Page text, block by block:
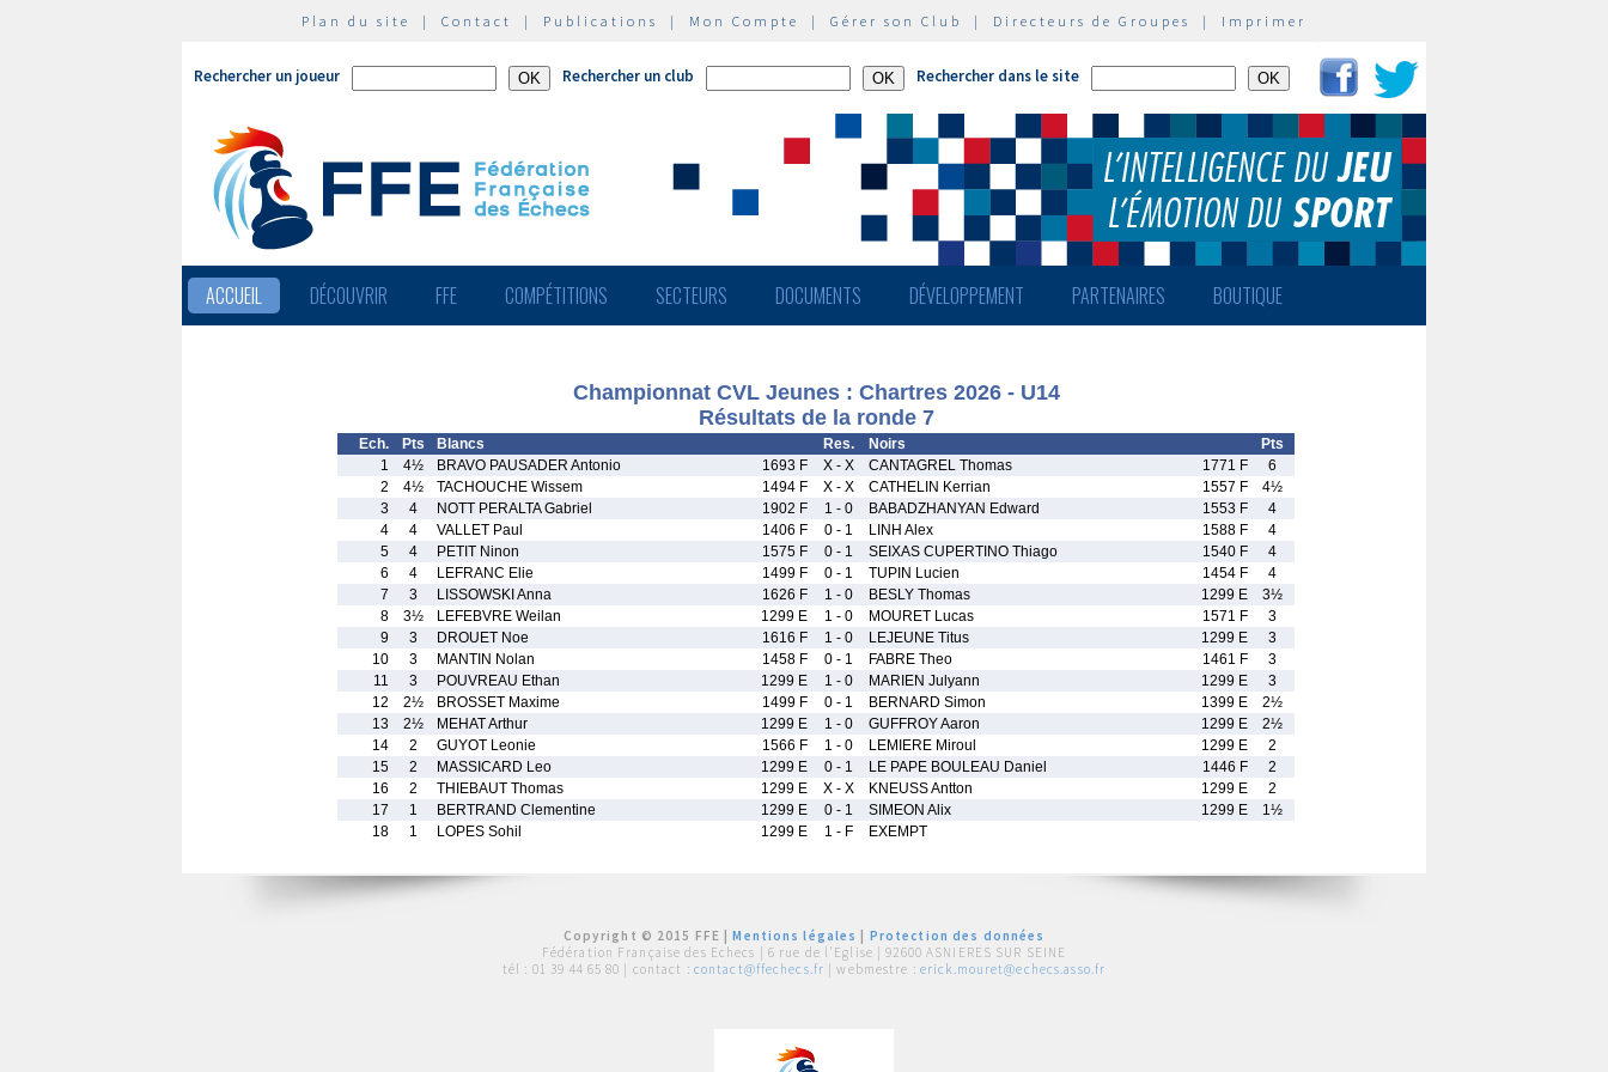
Plan du site | Contact | Publications | Mon Compte | Gérer son Club | Directeurs de Groupes | Imprimer
Rechercher un joueur Rechercher un club Rechercher dans le site
ACCUEIL DÉCOUVRIR FFE COMPÉTITIONS SECTEURS DOCUMENTS DÉVELOPPEMENT PARTENAIRES BOUTIQUE
Championnat CVL Jeunes : Chartres 2026 - U14
Résultats de la ronde 7
Ech. Pts Blancs Res. Noirs
Pts
1
4½ BRAVO PAUSADER Antonio 1693 F X - X CANTAGREL Thomas 1771 F
6
2
4½ TACHOUCHE Wissem 1494 F X - X CATHELIN Kerrian 1557 F
4½
3
4 NOTT PERALTA Gabriel 1902 F 1 - 0 BABADZHANYAN Edward 1553 F
4
4
4 VALLET Paul 1406 F 0 - 1 LINH Alex 1588 F
4
5
4 PETIT Ninon 1575 F 0 - 1 SEIXAS CUPERTINO Thiago 1540 F
4
6
4 LEFRANC Elie 1499 F 0 - 1 TUPIN Lucien 1454 F
4
7
3 LISSOWSKI Anna 1626 F 1 - 0 BESLY Thomas 1299 E
3½
8
3½ LEFEBVRE Weilan 1299 E 1 - 0 MOURET Lucas 1571 F
3
9
3 DROUET Noe 1616 F 1 - 0 LEJEUNE Titus 1299 E
3
10
3 MANTIN Nolan 1458 F 0 - 1 FABRE Theo 1461 F
3
11
3 POUVREAU Ethan 1299 E 1 - 0 MARIEN Julyann 1299 E
3
12
2½ BROSSET Maxime 1499 F 0 - 1 BERNARD Simon 1399 E
2½
13
2½ MEHAT Arthur 1299 E 1 - 0 GUFFROY Aaron 1299 E
2½
14
2 GUYOT Leonie 1566 F 1 - 0 LEMIERE Miroul 1299 E
2
15
2 MASSICARD Leo 1299 E 0 - 1 LE PAPE BOULEAU Daniel 1446 F
2
16
2 THIEBAUT Thomas 1299 E X - X KNEUSS Antton 1299 E
2
17
1 BERTRAND Clementine 1299 E 0 - 1 SIMEON Alix 1299 E
1½
18
1 LOPES Sohil 1299 E 1 - F EXEMPT
Copyright © 2015 FFE |Mentions légales
Protection des données
Fédération Française des Echecs | 6 rue de l'Eglise | 92600 ASNIERES SUR SEINE
tél : 01 39 44 65 80 | contact : contact@ffechecs.fr | webmestre : erick.mouret@echecs.asso.fr